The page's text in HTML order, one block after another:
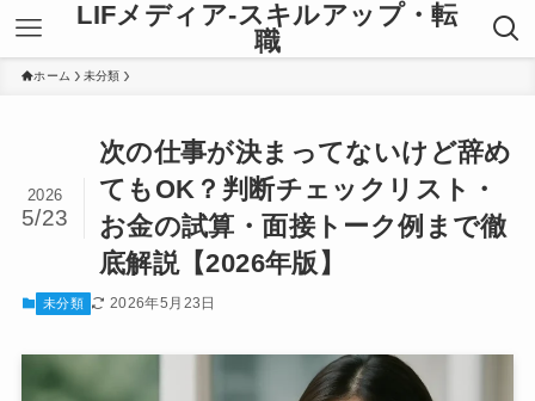
LIFメディア-スキルアップ・転
職
ホーム 未分類
次の仕事が決まってないけど辞め
てもOK？判断チェックリスト・
お金の試算・面接トーク例まで徹
底解説【2026年版】
2026
5/23
未分類 2026年5月23日